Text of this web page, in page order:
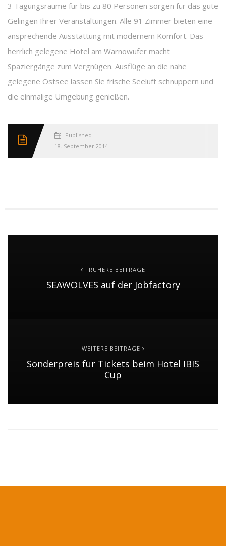
3 Tagungsräume für bis zu 80 Personen sorgen für das gute
Gelingen Ihrer Veranstaltungen. Alle 91 Zimmer bieten eine
ansprechende Ausstattung mit modernem Komfort. Das
herrlich gelegene Hotel am Warnowufer macht
Spaziergänge zum Vergnügen. Ausflüge an die nahe
gelegene Ostsee lassen Sie frische Seeluft schnuppern und
die einmalige Umgebung genießen.
Published
18. September 2014
FRÜHERE BEITRÄGE
SEAWOLVES auf der Jobfactory
WEITERE BEITRÄGE
Sonderpreis für Tickets beim Hotel IBIS
Cup